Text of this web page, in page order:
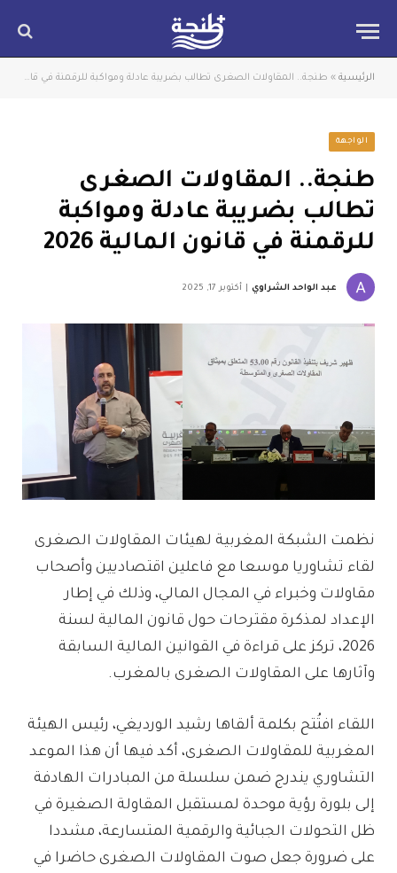
الرئيسية » طنجة.. المقاولات الصغرى تطالب بضريبة عادلة ومواكبة للرقمنة في قانون المالية 2026
الواجهة
طنجة.. المقاولات الصغرى
تطالب بضريبة عادلة ومواكبة
للرقمنة في قانون المالية 2026
عبد الواحد الشراوي أكتوبر 17, 2025
نظمت الشبكة المغربية لهيئات المقاولات الصغرى
لقاء تشاوريا موسعا مع فاعلين اقتصاديين وأصحاب
مقاولات وخبراء في المجال المالي، وذلك في إطار
الإعداد لمذكرة مقترحات حول قانون المالية لسنة
2026، تركز على قراءة في القوانين المالية السابقة
وآثارها على المقاولات الصغرى بالمغرب.
اللقاء افتُتح بكلمة ألقاها رشيد الورديغي، رئيس الهيئة
المغربية للمقاولات الصغرى، أكد فيها أن هذا الموعد
التشاوري يندرج ضمن سلسلة من المبادرات الهادفة
إلى بلورة رؤية موحدة لمستقبل المقاولة الصغيرة في
ظل التحولات الجبائية والرقمية المتسارعة، مشددا
على ضرورة جعل صوت المقاولات الصغرى حاضرا في